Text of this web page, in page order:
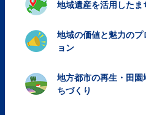
地域遺産を活用したま
地域の価値と魅力のプ
ョン
地方都市の再生・田園
ちづくり